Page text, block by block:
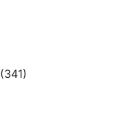
(341)